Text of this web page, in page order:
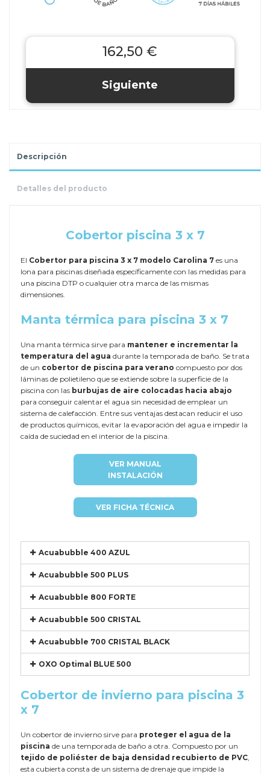
162,50 €
Descripción
Detalles del producto
Cobertor piscina 3 x 7
El Cobertor para piscina 3 x 7 modelo Carolina 7 es una
lona para piscinas diseñada específicamente con las medidas para
una piscina DTP o cualquier otra marca de las mismas
dimensiones.
Manta térmica para piscina 3 x 7
Una manta térmica sirve para mantener e incrementar la
temperatura del agua durante la temporada de baño. Se trata
de un cobertor de piscina para verano compuesto por dos
láminas de polietileno que se extiende sobre la superficie de la
piscina con las burbujas de aire colocadas hacia abajo
para conseguir calentar el agua sin necesidad de emplear un
sistema de calefacción. Entre sus ventajas destacan reducir el uso
de productos químicos, evitar la evaporación del agua e impedir la
caída de suciedad en el interior de la piscina.
VER MANUAL
INSTALACIÓN
VER FICHA TÉCNICA
Acuabubble 400 AZUL
Acuabubble 500 PLUS
Acuabubble 800 FORTE
Acuabubble 500 CRISTAL
Acuabubble 700 CRISTAL BLACK
OXO Optimal BLUE 500
Cobertor de invierno para piscina 3
x 7
Un cobertor de invierno sirve para proteger el agua de la
piscina de una temporada de baño a otra. Compuesto por un
tejido de poliéster de baja densidad recubierto de PVC,
esta cubierta consta de un sistema de drenaje que impide la